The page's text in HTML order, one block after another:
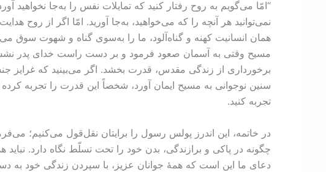
“امّا می‌گویم به روح رفتار کنید که تمایلات نفس را به‌جا نخواهید
همان انسانیت کهنه و گناه‌آلود، ما را به‌سوی گناه و شهوت سوق
مسیح وقتی به آسمان صعود فرمود و بر دست راست خدای پدر
برخورداری از زندگی مقدس، قدرت بخشد. اگر می‌بینید که غرایز
سنین نوجوانی به مسیح ایمان آورد، شخصاً این قدرت را تجربه
تجربه کنید.
در خاتمه، این اندرز پولس رسول را برایتان نقل‌­قول می‌کنیم؛
دعای ما این است که همۀ جوانان عزیز، با سپردن زندگی خود به